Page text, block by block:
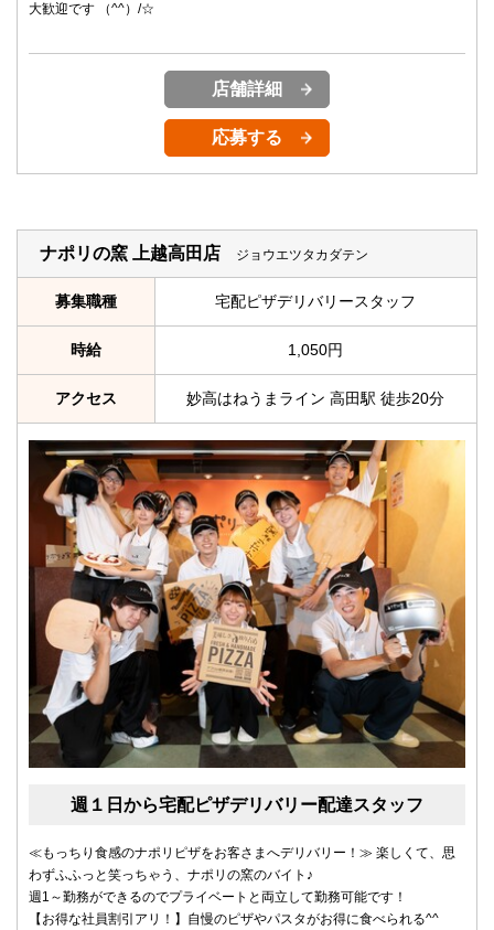
大歓迎です （^^）/☆
店舗詳細
応募する
ナポリの窯 上越高田店 ジョウエツタカダテン
募集職種 宅配ピザデリバリースタッフ
時給 1,050円
アクセス 妙高はねうまライン 高田駅 徒歩20分
週１日から宅配ピザデリバリー配達スタッフ
≪もっちり食感のナポリピザをお客さまへデリバリー！≫ 楽しくて、思
わずふふっと笑っちゃう、ナポリの窯のバイト♪
週1～勤務ができるのでプライベートと両立して勤務可能です！
【お得な社員割引アリ！】自慢のピザやパスタがお得に食べられる^^